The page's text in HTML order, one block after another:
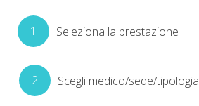
1 Seleziona la prestazione
2 Scegli medico/sede/tipologia